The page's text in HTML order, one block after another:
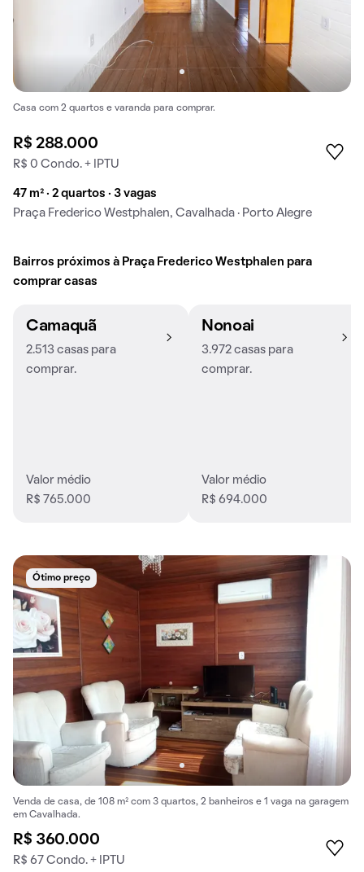
Casa com 2 quartos e varanda para comprar.
R$ 288.000
R$ 0 Condo. + IPTU
47 m² · 2 quartos · 3 vagas
Praça Frederico Westphalen, Cavalhada · Porto Alegre
Bairros próximos à Praça Frederico Westphalen para
comprar casas
Camaquã
2.513 casas para
comprar.
Valor médio
R$ 765.000
Nonoai
3.972 casas para
comprar.
Valor médio
R$ 694.000
Ótimo preço
Venda de casa, de 108 m² com 3 quartos, 2 banheiros e 1 vaga na garagem
em Cavalhada.
R$ 360.000
R$ 67 Condo. + IPTU